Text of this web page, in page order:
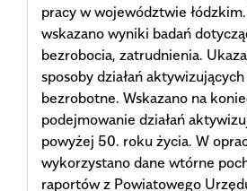
pracy w województwie
wskazano wyniki badań
bezrobocia, zatrudnienia.
sposoby działań
bezrobotne. Wskazano na
podejmowanie działań
powyżej 50. roku życia. W
wykorzystano dane wtórne
raportów z Powiatowego